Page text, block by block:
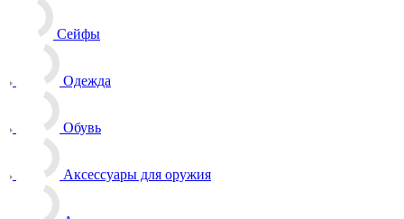
Сейфы
Одежда
Обувь
Аксессуары для оружия